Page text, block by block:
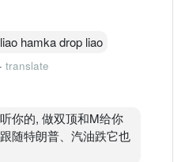
hamka drop liao
· translate
你的, 做双顶和M给你
随特朗普、汽油跌它也